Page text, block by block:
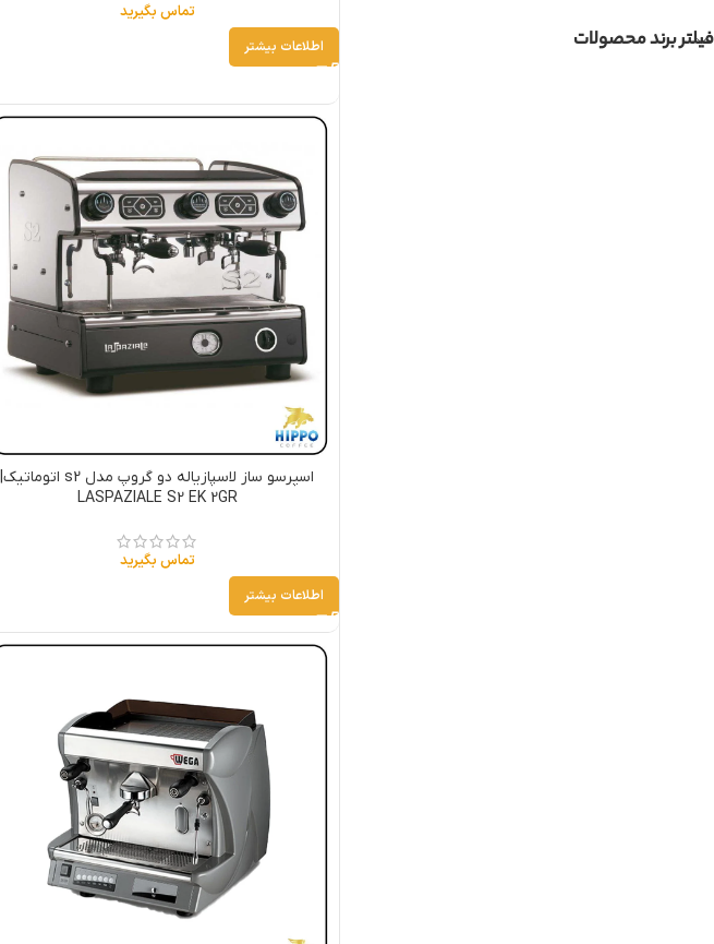
فیلتر برند محصولات
تماس بگیرید
اطلاعات بیشتر
اسپرسو ساز لاسپازیاله دو گروپ مدل s2 اتوماتیک|
LASPAZIALE S2 EK 2GR
تماس بگیرید
اطلاعات بیشتر